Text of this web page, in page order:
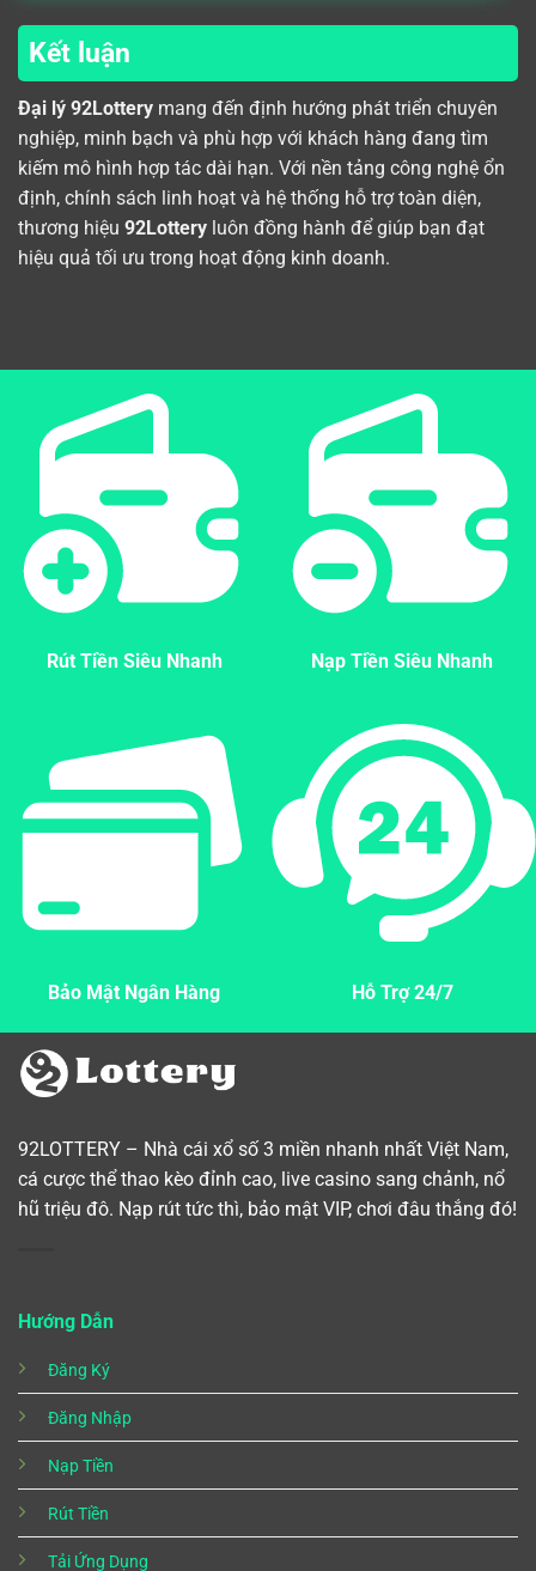
Kết luận
Đại lý 92Lottery mang đến định hướng phát triển chuyên
nghiệp, minh bạch và phù hợp với khách hàng đang tìm
kiếm mô hình hợp tác dài hạn. Với nền tảng công nghệ ổn
định, chính sách linh hoạt và hệ thống hỗ trợ toàn diện,
thương hiệu 92Lottery luôn đồng hành để giúp bạn đạt
hiệu quả tối ưu trong hoạt động kinh doanh.
Rút Tiền Siêu Nhanh Nạp Tiền Siêu Nhanh
Bảo Mật Ngân Hàng Hỗ Trợ 24/7
92LOTTERY – Nhà cái xổ số 3 miền nhanh nhất Việt Nam,
cá cược thể thao kèo đỉnh cao, live casino sang chảnh, nổ
hũ triệu đô. Nạp rút tức thì, bảo mật VIP, chơi đâu thắng đó!
Hướng Dẫn
Đăng Ký
Đăng Nhập
Nạp Tiền
Rút Tiền
Tải Ứng Dụng